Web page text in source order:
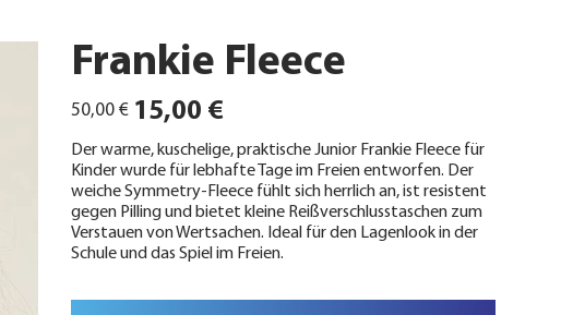
Frankie Fleece
Ursprünglicher
Preis
50,00 € Angebotspreis
15,00 €
Der warme, kuschelige, praktische Junior Frankie Fleece für
Kinder wurde für lebhafte Tage im Freien entworfen. Der
weiche Symmetry-Fleece fühlt sich herrlich an, ist resistent
gegen Pilling und bietet kleine Reißverschlusstaschen zum
Verstauen von Wertsachen. Ideal für den Lagenlook in der
Schule und das Spiel im Freien.